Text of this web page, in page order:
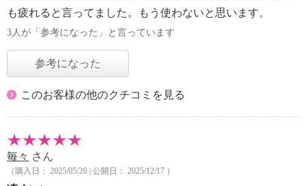
も疲れると言ってました。もう使わないと思います。
3人が「参考になった」と言っています
参考になった
このお客様の他のクチコミを見る
毎々 さん
（購入日： 2025/05/20 | 公開日： 2025/12/17 ）